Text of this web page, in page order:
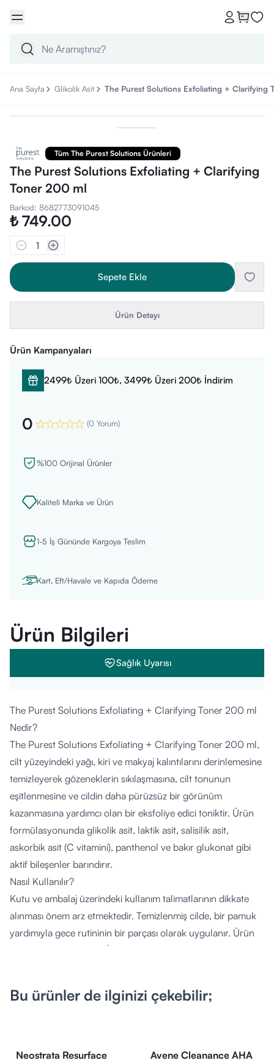
Ana Sayfa Glikolik Asit The Purest Solutions Exfoliating + Clarifying
Tüm The Purest Solutions Ürünleri
The Purest Solutions Exfoliating + Clarifying
Toner 200 ml
Barkod: 8682773091045
₺ 749.00
1
Sepete Ekle
Ürün Detayı
Ürün Kampanyaları
2499₺ Üzeri 100₺, 3499₺ Üzeri 200₺ İndirim
0 (0 Yorum)
%100 Orijinal Ürünler
Kaliteli Marka ve Ürün
1-5 İş Gününde Kargoya Teslim
Kart, Eft/Havale ve Kapıda Ödeme
Ürün Bilgileri
Sağlık Uyarısı
The Purest Solutions Exfoliating + Clarifying Toner 200 ml
Nedir?
The Purest Solutions Exfoliating + Clarifying Toner 200 ml,
cilt yüzeyindeki yağı, kiri ve makyaj kalıntılarını derinlemesine
temizleyerek gözeneklerin sıkılaşmasına, cilt tonunun
eşitlenmesine ve cildin daha pürüzsüz bir görünüm
kazanmasına yardımcı olan bir eksfoliye edici toniktir. Ürün
formülasyonunda glikolik asit, laktik asit, salisilik asit,
askorbik asit (C vitamini), panthenol ve bakır glukonat gibi
aktif bileşenler barındırır.
Nasıl Kullanılır?
Kutu ve ambalaj üzerindeki kullanım talimatlarının dikkate
alınması önem arz etmektedir. Temizlenmiş cilde, bir pamuk
yardımıyla gece rutininin bir parçası olarak uygulanır. Ürün
durulama gerektirmez. İçeriğindeki asitler nedeniyle
Kimler Kullanabilir?
Asit içerikli bir ürün olduğu için, kullanım öncesinde cildin
Bu ürünler de ilginizi çekebilir;
Neostrata Resurface
Avene Cleanance AHA